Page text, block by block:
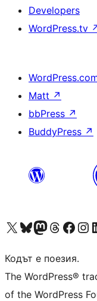
Developers
WordPress.tv
Matt ↗
bbPress ↗
BuddyPress ↗
Visit our X (formerly Twitter) account
Visit our Bluesky account
Visit our Mastodon account
Visit our Threads
Посетете нашата
Кодът е поезия.
The WordPress®
of the WordPress